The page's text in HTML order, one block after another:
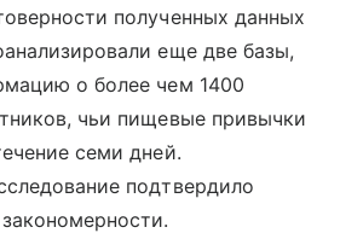
полученных данных
еще две базы,
о более чем 1400
чьи пищевые привычки
семи дней.
подтвердило